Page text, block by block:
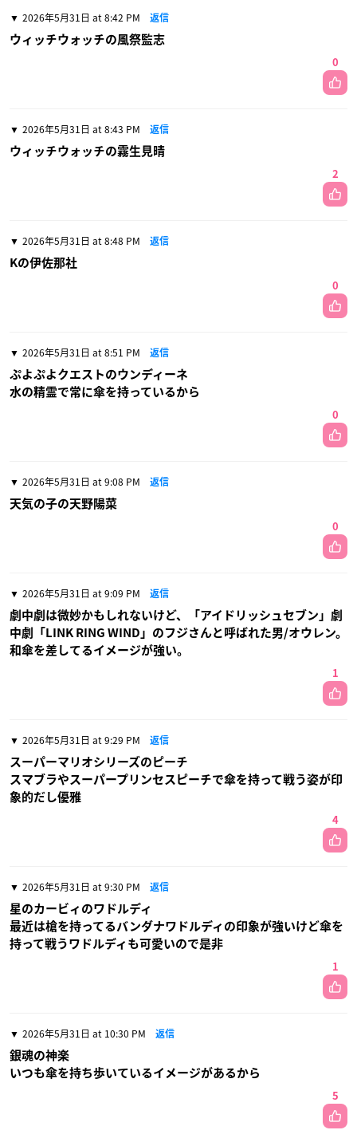
2026年5月31日 at 8:42 PM 返信
ウィッチウォッチの風祭監志
0
2026年5月31日 at 8:43 PM 返信
ウィッチウォッチの霧生見晴
2
2026年5月31日 at 8:48 PM 返信
Kの伊佐那社
0
2026年5月31日 at 8:51 PM 返信
ぷよぷよクエストのウンディーネ
水の精霊で常に傘を持っているから
0
2026年5月31日 at 9:08 PM 返信
天気の子の天野陽菜
0
2026年5月31日 at 9:09 PM 返信
劇中劇は微妙かもしれないけど、「アイドリッシュセブン」劇
中劇「LINK RING WIND」のフジさんと呼ばれた男/オウレン。
和傘を差してるイメージが強い。
1
2026年5月31日 at 9:29 PM 返信
スーパーマリオシリーズのピーチ
スマブラやスーパープリンセスピーチで傘を持って戦う姿が印
象的だし優雅
4
2026年5月31日 at 9:30 PM 返信
星のカービィのワドルディ
最近は槍を持ってるバンダナワドルディの印象が強いけど傘を
持って戦うワドルディも可愛いので是非
1
2026年5月31日 at 10:30 PM 返信
銀魂の神楽
いつも傘を持ち歩いているイメージがあるから
5